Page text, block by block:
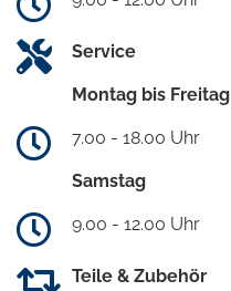
Service
Montag bis Freitag
7.00 - 18.00 Uhr
Samstag
9.00 - 12.00 Uhr
Teile & Zubehör